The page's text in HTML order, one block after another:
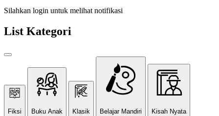
Silahkan login untuk melihat notifikasi
List Kategori
Fiksi Buku Anak Klasik Belajar Mandiri Kisah Nyata